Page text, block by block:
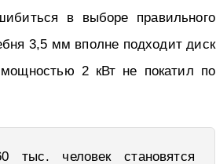
в выборе правильного
3,5 мм вполне подходит диск
2 кВт не покатил по
тыс. человек становятся